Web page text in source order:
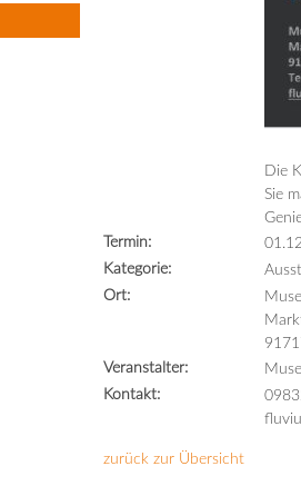
Die
Sie
Termin:
Kategorie:
Ort:
Veranstalter:
Kontakt:
zurück zur Übersicht